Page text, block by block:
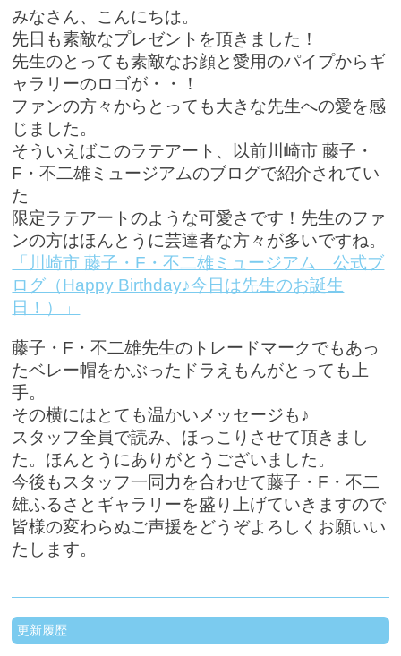
みなさん、こんにちは。
先日も素敵なプレゼントを頂きました！
先生のとっても素敵なお顔と愛用のパイプからギ
ャラリーのロゴが・・！
ファンの方々からとっても大きな先生への愛を感
じました。
そういえばこのラテアート、以前川崎市 藤子・
F・不二雄ミュージアムのブログで紹介されてい
た
限定ラテアートのような可愛さです！先生のファ
ンの方はほんとうに芸達者な方々が多いですね。
「川崎市 藤子・F・不二雄ミュージアム 公式ブ
ログ（Happy Birthday♪今日は先生のお誕生
日！）」
藤子・F・不二雄先生のトレードマークでもあっ
たベレー帽をかぶったドラえもんがとっても上
手。
その横にはとても温かいメッセージも♪
スタッフ全員で読み、ほっこりさせて頂きまし
た。ほんとうにありがとうございました。
今後もスタッフ一同力を合わせて藤子・F・不二
雄ふるさとギャラリーを盛り上げていきますので
皆様の変わらぬご声援をどうぞよろしくお願いい
たします。
更新履歴